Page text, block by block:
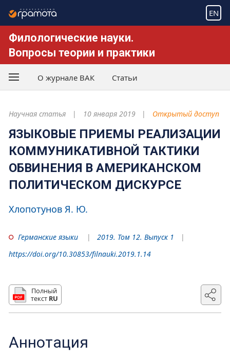
EN
Филологические науки.
Вопросы теории и практики
О журнале ВАК Статьи
Научная статья 10 января 2019 Открытый доступ
ЯЗЫКОВЫЕ ПРИЕМЫ РЕАЛИЗАЦИИ
КОММУНИКАТИВНОЙ ТАКТИКИ
ОБВИНЕНИЯ В АМЕРИКАНСКОМ
ПОЛИТИЧЕСКОМ ДИСКУРСЕ
Хлопотунов Я. Ю.
Германские языки
2019. Том 12. Выпуск 1
https://doi.org/10.30853/filnauki.2019.1.14
Полный
текст RU
Аннотация